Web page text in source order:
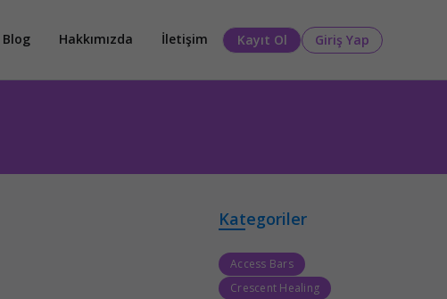
Blog Hakkımızda İletişim Kayıt Ol Giriş Yap
Kategoriler
Access Bars
Crescent Healing